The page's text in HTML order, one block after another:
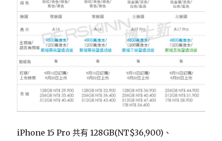
iPhone 15 Pro 共有 128GB(NT$36,900)、